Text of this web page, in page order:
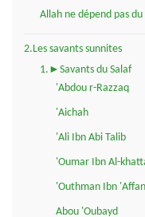
Allah ne dépend pas
2.Les savants sunnites
1.►Savants du Salaf
'Abdou r-Razzaq
'Aichah
'Ali Ibn Abi Talib
'Oumar Ibn Al-
'Outhman Ibn 'Affan
Abou 'Oubayd